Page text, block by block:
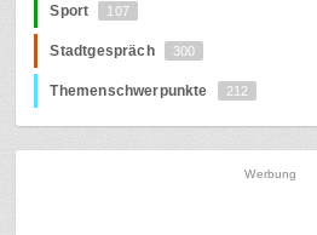
Sport 107
Stadtgespräch 300
Themenschwerpunkte 212
Werbung